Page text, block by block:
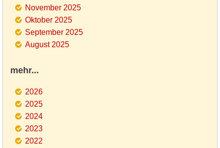
November 2025
Oktober 2025
September 2025
August 2025
mehr...
2026
2025
2024
2023
2022